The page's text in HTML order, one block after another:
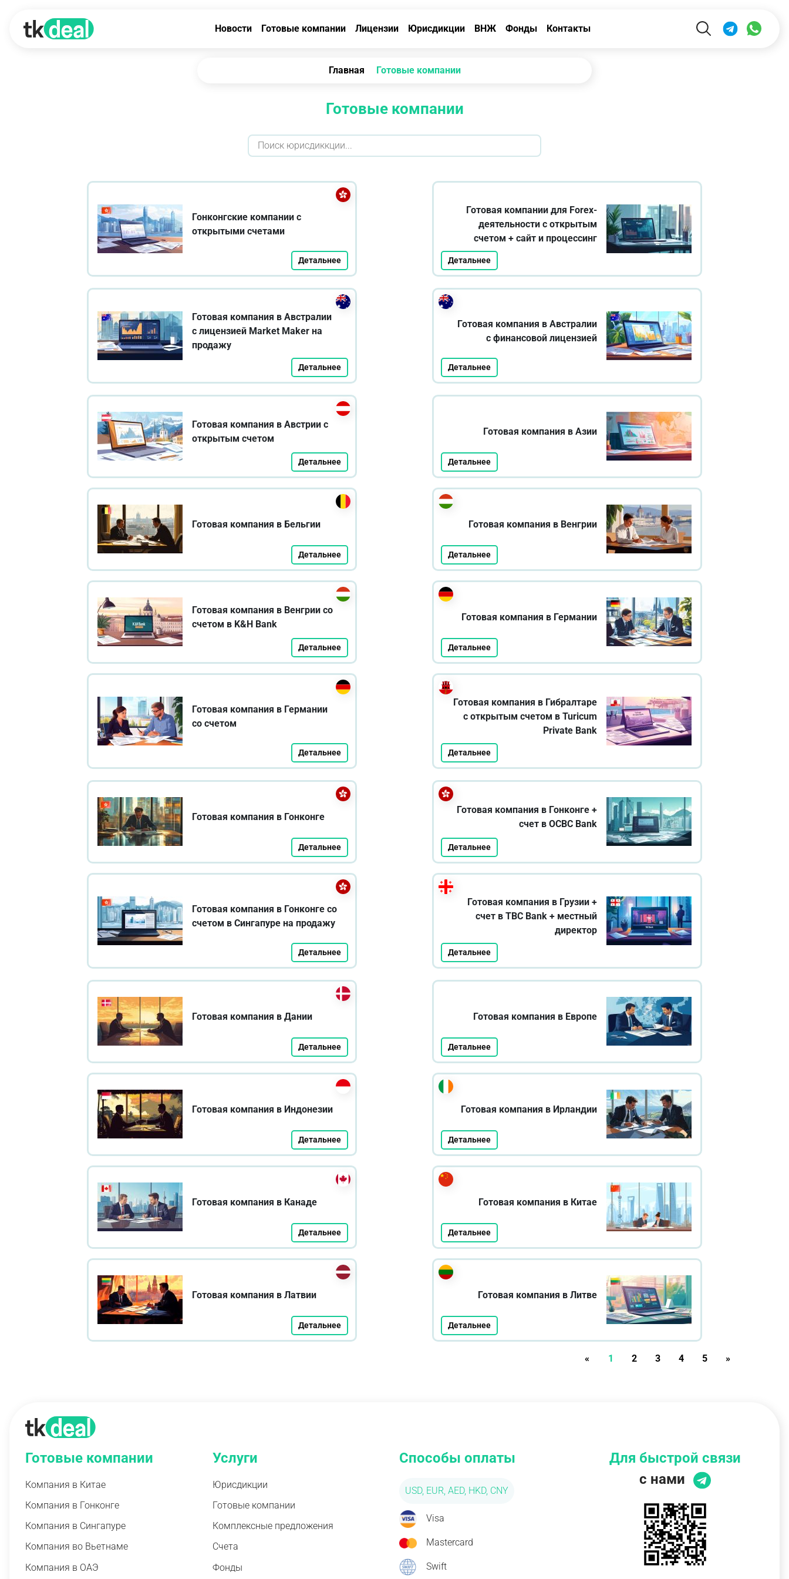
Новости Готовые компании Лицензии Юрисдикции ВНЖ Фонды Контакты
Главная Готовые компании
Готовые компании
Гонконгские компании с
открытыми счетами
Детальнее
Готовая компании для Forex-
деятельности с открытым
счетом + сайт и процессинг
Детальнее
Готовая компания в Австралии
с лицензией Market Maker на
продажу
Детальнее
Готовая компания в Австралии
с финансовой лицензией
Детальнее
Готовая компания в Австрии с
открытым счетом
Детальнее
Готовая компания в Азии
Детальнее
Готовая компания в Бельгии
Детальнее
Готовая компания в Венгрии
Детальнее
Готовая компания в Венгрии со
счетом в K&H Bank
Детальнее
Готовая компания в Германии
Детальнее
Готовая компания в Германии
со счетом
Детальнее
Готовая компания в Гибралтаре
с открытым счетом в Turicum
Private Bank
Детальнее
Готовая компания в Гонконге
Детальнее
Готовая компания в Гонконге +
счет в OCBC Bank
Детальнее
Готовая компания в Гонконге со
счетом в Сингапуре на продажу
Детальнее
Готовая компания в Грузии +
счет в TBC Bank + местный
директор
Детальнее
Готовая компания в Дании
Детальнее
Готовая компания в Европе
Детальнее
Готовая компания в Индонезии
Детальнее
Готовая компания в Ирландии
Детальнее
Готовая компания в Канаде
Детальнее
Готовая компания в Китае
Детальнее
Готовая компания в Латвии
Детальнее
Готовая компания в Литве
Детальнее
« 1 2 3 4 5 »
Готовые компании
Компания в Китае
Компания в Гонконге
Компания в Сингапуре
Компания во Вьетнаме
Компания в ОАЭ
Услуги
Юрисдикции
Готовые компании
Комплексные предложения
Счета
Фонды
Способы оплаты
USD, EUR, AED, HKD, CNY
Visa
Mastercard
Swift
Для быстрой связи
с нами